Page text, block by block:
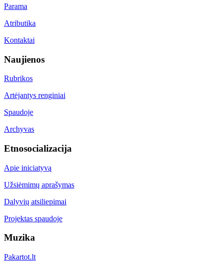
Parama
Atributika
Kontaktai
Naujienos
Rubrikos
Artėjantys renginiai
Spaudoje
Archyvas
Etnosocializacija
Apie iniciatyvą
Užsiėmimų aprašymas
Dalyvių atsiliepimai
Projektas spaudoje
Muzika
Pakartot.lt